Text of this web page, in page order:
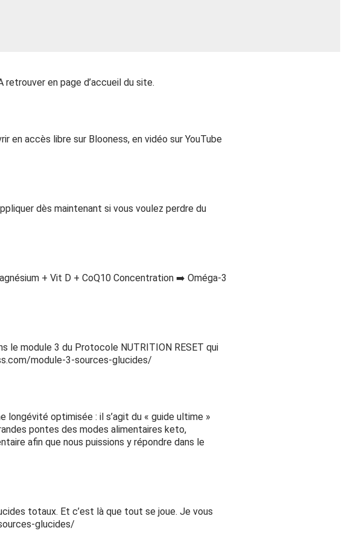
en page d’accueil du site.
en accès libre sur Blooness, en vidéo sur YouTube
dès maintenant si vous voulez perdre du
+ Vit D + CoQ10 Concentration ➡️ Oméga-3
le module 3 du Protocole NUTRITION RESET qui
module-3-sources-glucides/
longévité optimisée : il s’agit du « guide ultime »
pontes des modes alimentaires keto,
afin que nous puissions y répondre dans le
totaux. Et c’est là que tout se joue. Je vous
glucides/